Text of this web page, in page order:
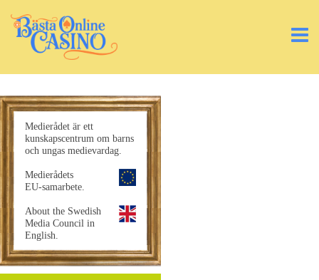
Medierådet är ett
kunskapscentrum om barns
och ungas medievardag.
Medierådets
EU-samarbete.
About the Swedish
Media Council in
English.